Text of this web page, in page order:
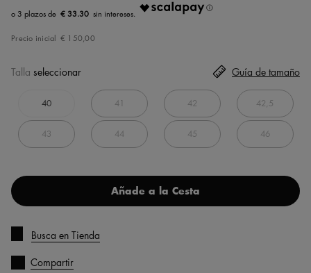
€ 33.30
Precio inicial € 150,00
Talla seleccionar
40 41 42 42,5
43 44 45 46
Guía de tamaño
Añade a la Cesta
Busca en Tienda
Compartir